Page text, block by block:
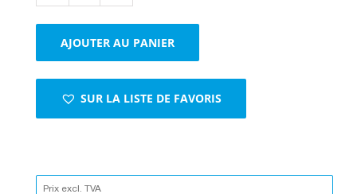
gris
de
haute
qualité
AJOUTER AU PANIER
SUR LA LISTE DE FAVORIS
Prix excl. TVA